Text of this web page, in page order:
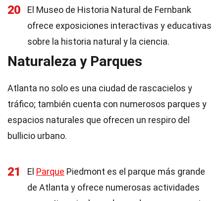
20
El Museo de Historia Natural de Fernbank
ofrece exposiciones interactivas y educativas
sobre la historia natural y la ciencia.
Naturaleza y Parques
Atlanta no solo es una ciudad de rascacielos y
tráfico; también cuenta con numerosos parques y
espacios naturales que ofrecen un respiro del
bullicio urbano.
21 El Parque Piedmont es el parque más grande
de Atlanta y ofrece numerosas actividades